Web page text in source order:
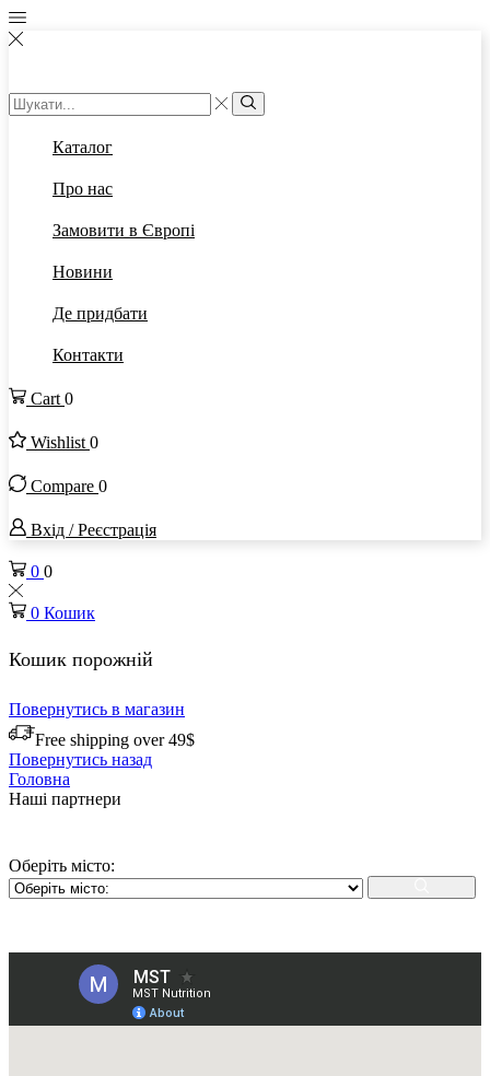
Каталог
Про нас
Замовити в Європі
Новини
Де придбати
Контакти
Cart 0
Wishlist 0
Compare 0
Вхід / Реєстрація
0 0
0 Кошик
Кошик порожній
Повернутись в магазин
Free shipping over 49$
Повернутись назад
Головна
Наші партнери
Оберіть місто: